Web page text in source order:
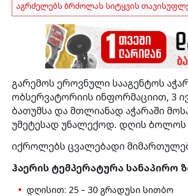
აგრძელებს ბრძოლას სიტყვის
გარემოს ეროვნული სააგენტოს
ობსერვატორიის ინფორმაციით, 3
ბათუმსა და მთლიანად აჭარაში
უმეტესად უნალექოდ. დღის ბოლოს
იქროლებს ცვალებადი
ჰაერის ტემპერატურა სანაპირო
დღისით: 25 – 30 გრადუსი სითბო